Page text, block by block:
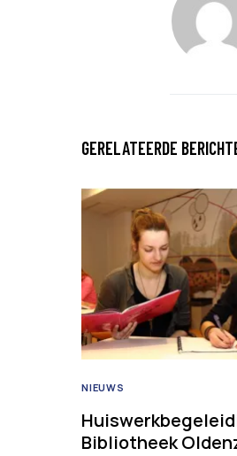
GERELATEERDE
NIEUWS
Bibliotheek